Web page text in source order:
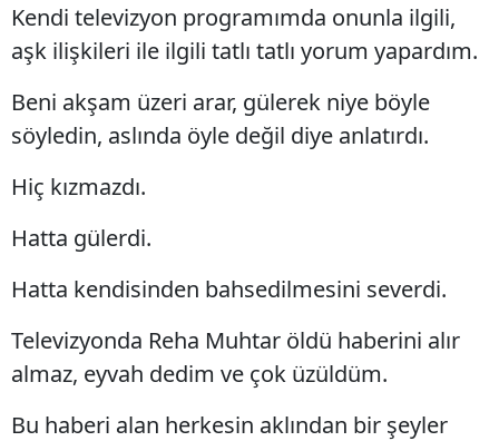
Kendi televizyon programımda onunla ilgili,
aşk ilişkileri ile ilgili tatlı tatlı yorum yapardım.
Beni akşam üzeri arar, gülerek niye böyle
söyledin, aslında öyle değil diye anlatırdı.
Hiç kızmazdı.
Hatta gülerdi.
Hatta kendisinden bahsedilmesini severdi.
Televizyonda Reha Muhtar öldü haberini alır
almaz, eyvah dedim ve çok üzüldüm.
Bu haberi alan herkesin aklından bir şeyler